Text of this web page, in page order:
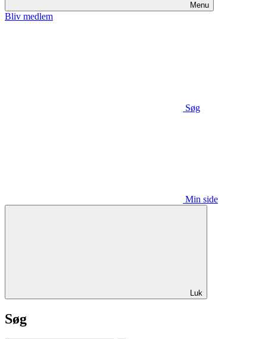
Menu
Bliv medlem
Søg
Min side
Luk
Søg